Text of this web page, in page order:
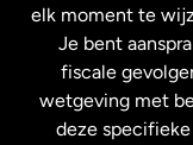
Spanje
elk moment te
Je bent
fiscale
wetgeving met
deze